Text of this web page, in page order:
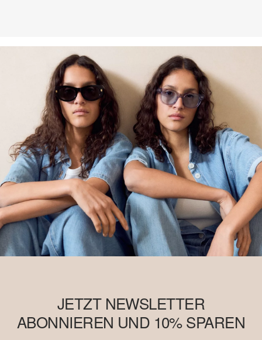
JETZT NEWSLETTER
ABONNIEREN UND 10% SPAREN